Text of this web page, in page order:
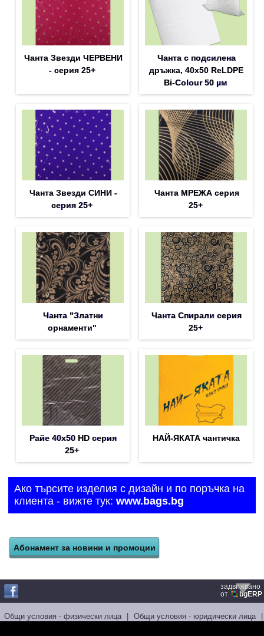
Чанта Звезди ЧЕРВЕНИ
- серия 25+
Чанта с подсилена
дръжка, 40х50 ReLDPE
Bi-Colour 50 µм
Чанта Звезди СИНИ -
серия 25+
Чанта МРЕЖА серия
25+
Чанта "Златни
орнаменти"
Чанта Спирали серия
25+
Райе 40х50 HD серия
25+
НАЙ-ЯКАТА чантичка
Ако търсите изделия с дизайн и по поръчка на
клиента - вижте тук: www.bags.bg
задвижвано
от
bgERP
Общи условия - физически лица Общи условия - юридически лица